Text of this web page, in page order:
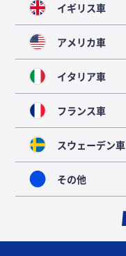
イギリス車
アメリカ車
イタリア車
フランス車
スウェーデン車
その他